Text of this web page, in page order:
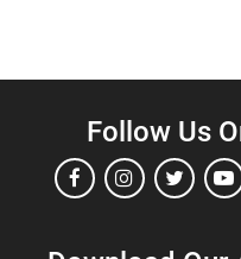
Follow Us